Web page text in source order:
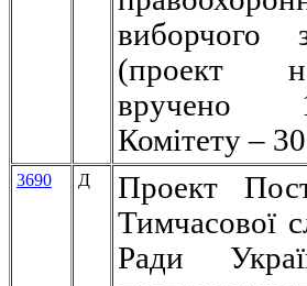
виборчого
(проект
вручено
Комітету –
3690 Д
Проект
Тимчасової
Ради